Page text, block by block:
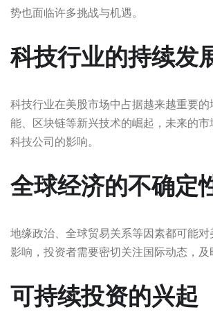
势也面临许多挑战与机遇。
科技行业的持续发
科技行业在美股市场中占据越来越重要
能、区块链等新兴技术的崛起，未来的
科技公司的影响。
全球经济的不确定
地缘政治、全球贸易关系等因素都可能
影响，投资者需要密切关注国际动态，及
可持续投资的兴起